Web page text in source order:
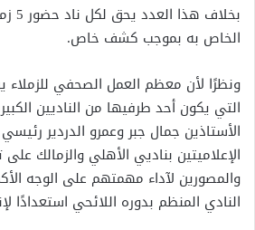
الخاص به بموجب كشف خاص.
ونظرًا لأن معظم العمل الصحفي للزملاء
التي يكون أحد طرفيها من الناديين
الأستاذين جمال جبر وعمرو الدردير
الإعلاميتين بناديي الأهلي والزمالك
والمصورين لآداء مهمتهم على الوجه
النادي المنظم بدوره اللائحي استعدادًا